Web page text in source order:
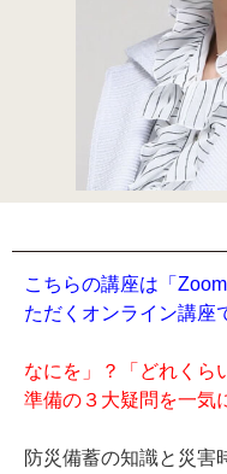
こちらの講座は「
ただくオンライン講座
なにを」？「どれくら
準備の３大疑問を一気
防災備蓄の知識と災害